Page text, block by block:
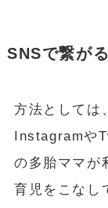
SNSで繋がる
方法としては
Instagramや
の多胎ママが
育児をこなし